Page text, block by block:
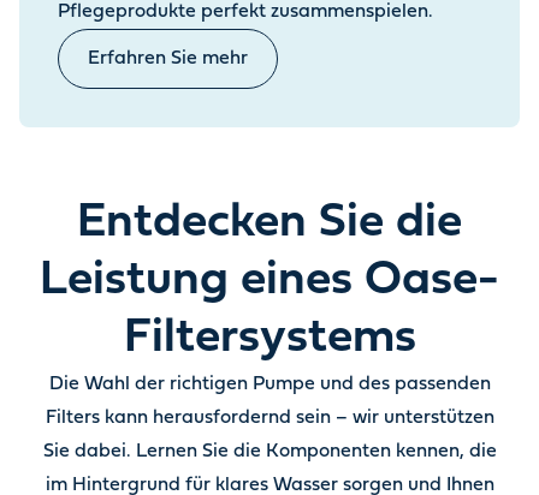
Pflegeprodukte perfekt zusammenspielen.
Erfahren Sie mehr
Entdecken Sie die
Leistung eines Oase-
Filtersystems
Die Wahl der richtigen Pumpe und des passenden
Filters kann herausfordernd sein – wir unterstützen
Sie dabei. Lernen Sie die Komponenten kennen, die
im Hintergrund für klares Wasser sorgen und Ihnen